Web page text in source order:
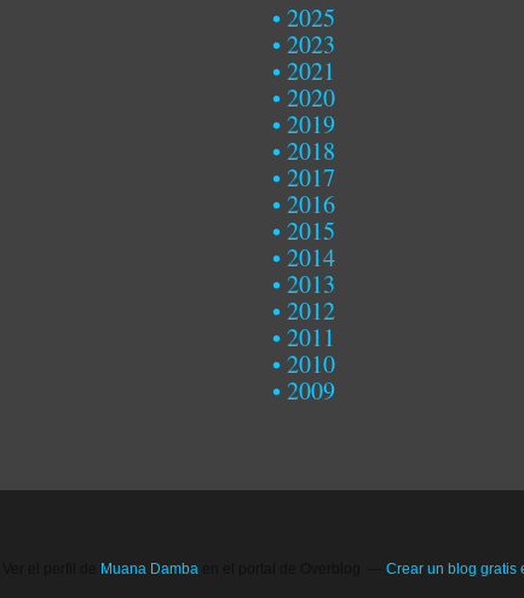
2025
2023
2021
2020
2019
2018
2017
2016
2015
2014
2013
2012
2011
2010
2009
Muana Damba Crear un blog gratis